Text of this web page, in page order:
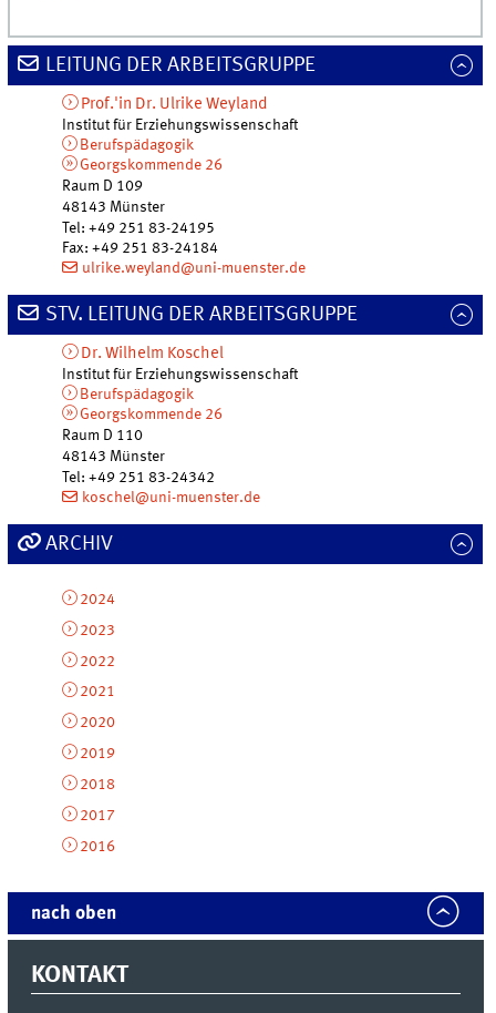
LEITUNG DER ARBEITSGRUPPE
Prof.'in Dr. Ulrike Weyland
Institut für Erziehungswissenschaft
Berufspädagogik
Georgskommende 26
Raum D 109
48143 Münster
Tel:+49 251 83-24195
Fax:+49 251 83-24184
ulrike.weyland@uni-muenster.de
STV. LEITUNG DER ARBEITSGRUPPE
Dr. Wilhelm Koschel
Institut für Erziehungswissenschaft
Berufspädagogik
Georgskommende 26
Raum D 110
48143 Münster
Tel:+49 251 83-24342
koschel@uni-muenster.de
ARCHIV
2024
2023
2022
2021
2020
2019
2018
2017
2016
nach oben
KONTAKT